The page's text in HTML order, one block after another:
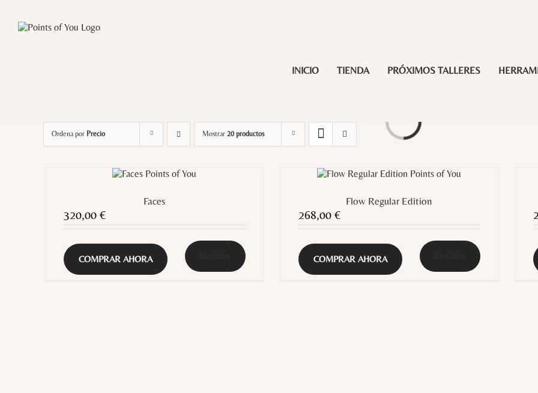
contenido
INICIO TIENDA PRÓXIMOS TALLERES
Loading...
Ordena por Precio Mostrar 20 productos
Faces
320,00 €
COMPRAR AHORA
Flow Regular Edition
268,00 €
COMPRAR AHORA